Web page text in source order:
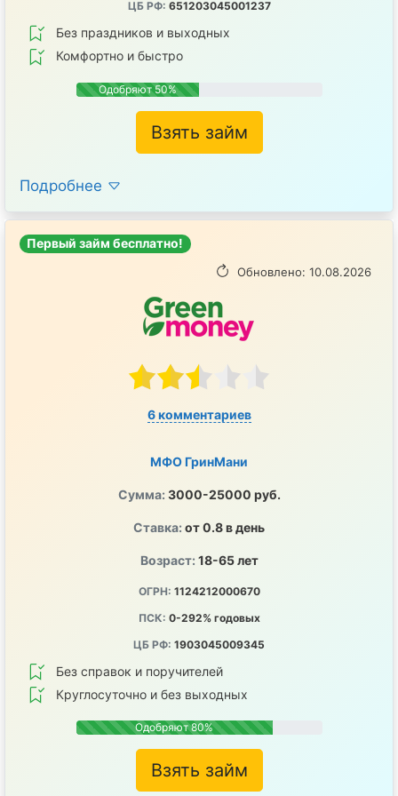
ЦБ РФ: 651203045001237
Без праздников и выходных
Комфортно и быстро
Одобряют 50%
Взять займ
Подробнее
Первый займ бесплатно!
Обновлено: 10.08.2026
6 комментариев
МФО ГринМани
Сумма: 3000-25000 руб.
Ставка: от 0.8 в день
Возраст: 18-65 лет
ОГРН: 1124212000670
ПСК: 0-292% годовых
ЦБ РФ: 1903045009345
Без справок и поручителей
Круглосуточно и без выходных
Одобряют 80%
Взять займ